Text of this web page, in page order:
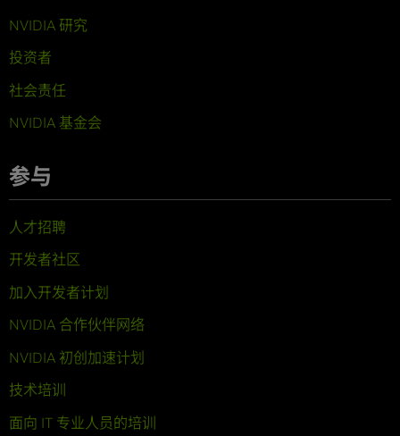
NVIDIA 研究
投资者
社会责任
NVIDIA 基金会
参与
人才招聘
开发者社区
加入开发者计划
NVIDIA 合作伙伴网络
NVIDIA 初创加速计划
技术培训
面向 IT 专业人员的培训